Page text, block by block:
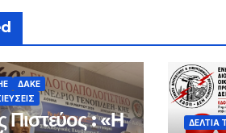
ΔΑΚΕ
Πιστεύος : «Η
ΔΕΛΤΊΑ